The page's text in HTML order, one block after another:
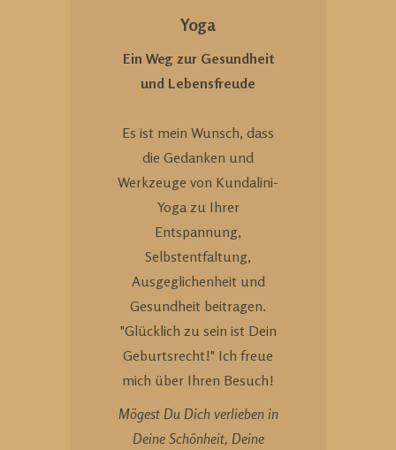
Yoga
Ein Weg zur Gesundheit
und Lebensfreude
Es ist mein Wunsch, dass
die Gedanken und
Werkzeuge von Kundalini-
Yoga zu Ihrer
Entspannung,
Selbstentfaltung,
Ausgeglichenheit und
Gesundheit beitragen.
"Glücklich zu sein ist Dein
Geburtsrecht!" Ich freue
mich über Ihren Besuch!
Mögest Du Dich verlieben in
Deine Schönheit, Deine